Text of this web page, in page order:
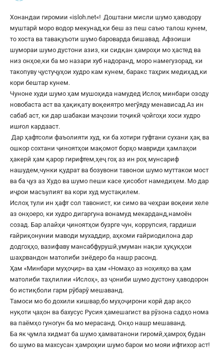
Хонандаи гиромии «isloh.net«! Доштани мисли шумо ҳаводору
муштарӣ моро водор мекунад,ки беш аз пеш саъю талош кунем,
то хоста ва тавақуъоти шумо бароварда бишавад. Афзоиши
шумораи шумо дустони азиз, ки сидқан ҳамроҳи мо ҳастед ва
низ онҳое,ки ба мо назари хуб надоранд, моро намегузорад, ки
такопуву ҷустуҷуҳои худро кам кунем, баракс таҳрик медиҳад,ки
кори бештар кунем.
Чуноне худи шумо ҳам мушоҳида намудед Ислоҳ минбари озоду
новобаста аст ва ҳақиқату воқеиятро мегӯяду менависад.Аз ин
сабаб аст, ки дар шабакаи маҷозии тоҷикӣ ҷойгоҳи хоси худро
ишғол кардааст.
Дар ҳафтсоли фаъолияти худ, ки ба хотири гуфтани сухани ҳақ ва
ошкор сохтани ҷиноятҳои мақомот борҳо мавриди ҳамлаҳои
ҳакерӣ ҳам қарор гирифтем,ҳеҷ гоҳ аз ин роҳ мунсариф
нашудем,чунки қудрат ва бозувони тавонои шумо муттакои мост
ва ба ҷуз аз Худо ва шумо пеши касе ҳисобот намедиҳем. Мо дар
иҷрои масъулият ва кори худ мустақилем.
Ислоҳ тули ин ҳафт сол тавонист, ки симо ва чеҳраи воқеии хеле
аз онҳоеро, ки худро дигаргуна вонамуд мекарданд,намоён
созад. Бар алайҳи ҷиноятҳои бузрге чун, коррупсия, гардиши
ғайриқонунии маводи мухаддир, аҳкоми ғайриодилона дар
додгоҳҳо, вазифаву мансабфурушӣ,умуман нақзи ҳуқуқҳои
шаҳрвандон матолиби зиёдеро ба нашр расонд.
Ҳам «Минбари муҳоҷир» ва ҳам «Номаҳо аз ноҳияҳо ва ҳам
матолиби таҳлилии «Ислоҳ», аз ҷониби шумо дустону ҳаводорон
бо истиқболи гарм рӯбарӯ мешаванд.
Тамоси мо бо дохили кишвар,бо муҳоҷирони корӣ дар ақсо
нуқоти ҷаҳон ва бахусус Русия ҳамешагист ва рӯзона садҳо нома
ва паёмҳо гуногун ба мо мерасанд. Онҳо нашр мешаванд.
Ба як ҷумла хидмат ба шумо ҳамватанони гиромӣ,ҳамроҳ будан
бо шумо ва махсусан ҳамроҳии шумо барои мо мояи ифтихор аст!